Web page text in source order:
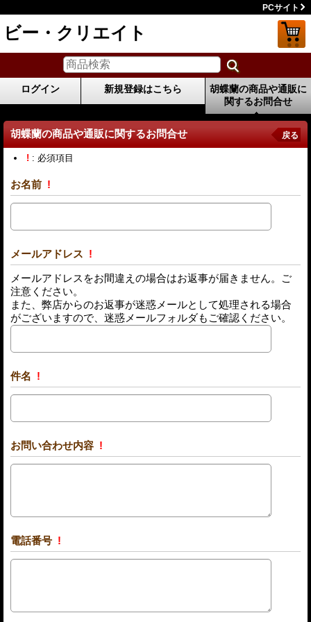
PCサイト
ビー・クリエイト
ログイン 新規登録はこちら
胡蝶蘭の商品や通販に
関するお問合せ
胡蝶蘭の商品や通販に関するお問合せ 戻る
! : 必須項目
お名前 !
メールアドレス !
メールアドレスをお間違えの場合はお返事が届きません。ご
注意ください。
また、弊店からのお返事が迷惑メールとして処理される場合
がございますので、迷惑メールフォルダもご確認ください。
件名 !
お問い合わせ内容 !
電話番号 !